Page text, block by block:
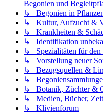
Begonien und
↳ Begonien in
↳ Kultur, Aufzucht &
↳ Krankheiten &
↳ Identifikation
↳ Spezialitäten für den
↳ Vorstellung neuer
↳ Bezugsquellen &
↳
↳ Botanik, Züchter &
↳ Medien, Bücher,
↳ Klivienforum